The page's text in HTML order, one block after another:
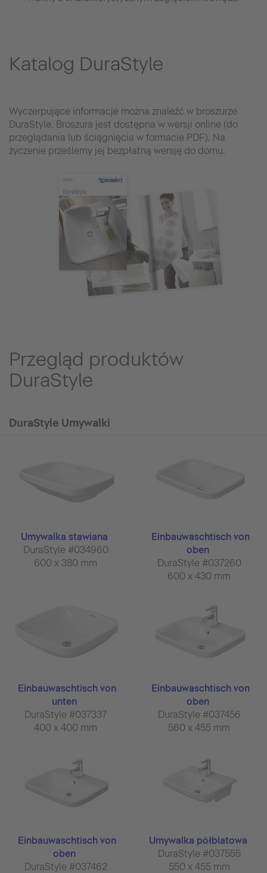
Katalog DuraStyle
Wyczerpujące informacje można znaleźć w broszurze
DuraStyle. Broszura jest dostępna w wersji online (do
przeglądania lub ściągnięcia w formacie PDF). Na
życzenie prześlemy jej bezpłatną wersję do domu.
Przegląd produktów
DuraStyle
DuraStyle Umywalki
Umywalka stawiana
DuraStyle #034960
600 x 380 mm
Einbauwaschtisch von
oben
DuraStyle #037260
600 x 430 mm
Einbauwaschtisch von
unten
DuraStyle #037337
400 x 400 mm
Einbauwaschtisch von
oben
DuraStyle #037456
560 x 455 mm
Einbauwaschtisch von
oben
DuraStyle #037462
Umywalka półblatowa
DuraStyle #037555
550 x 455 mm